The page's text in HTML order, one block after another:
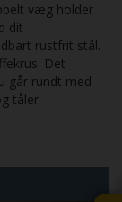
væg holder
dit
rustfrit stål.
Det
går rundt med
tåler